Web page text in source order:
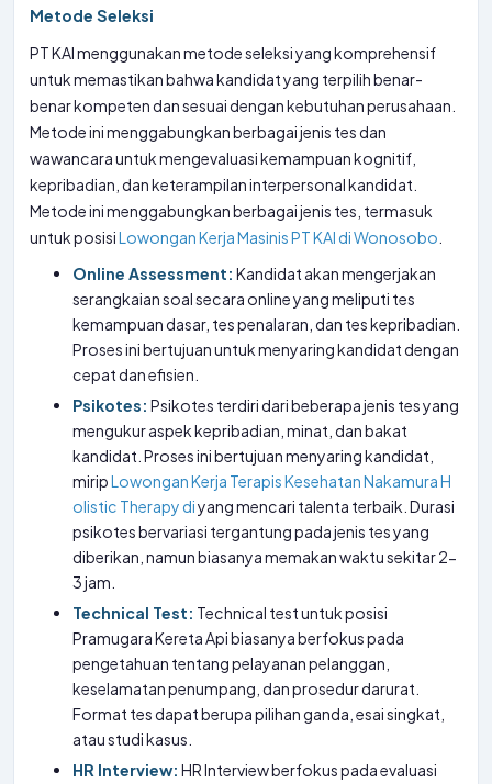
Metode Seleksi
PT KAI menggunakan metode seleksi yang komprehensif
untuk memastikan bahwa kandidat yang terpilih benar-
benar kompeten dan sesuai dengan kebutuhan perusahaan.
Metode ini menggabungkan berbagai jenis tes dan
wawancara untuk mengevaluasi kemampuan kognitif,
kepribadian, dan keterampilan interpersonal kandidat.
Metode ini menggabungkan berbagai jenis tes, termasuk
untuk posisiLowongan Kerja Masinis PT KAI di Wonosobo
Online Assessment: Kandidat akan mengerjakan
serangkaian soal secara online yang meliputi tes
kemampuan dasar, tes penalaran, dan tes kepribadian.
Proses ini bertujuan untuk menyaring kandidat dengan
cepat dan efisien.
Psikotes: Psikotes terdiri dari beberapa jenis tes yang
mengukur aspek kepribadian, minat, dan bakat
kandidat. Proses ini bertujuan menyaring kandidat,
miripLowongan Kerja Terapis Kesehatan Nakamura H
olistic Therapy diyang mencari talenta terbaik. Durasi
psikotes bervariasi tergantung pada jenis tes yang
diberikan, namun biasanya memakan waktu sekitar 2-
3 jam.
Technical Test: Technical test untuk posisi
Pramugara Kereta Api biasanya berfokus pada
pengetahuan tentang pelayanan pelanggan,
keselamatan penumpang, dan prosedur darurat.
Format tes dapat berupa pilihan ganda, esai singkat,
atau studi kasus.
HR Interview: HR Interview berfokus pada evaluasi